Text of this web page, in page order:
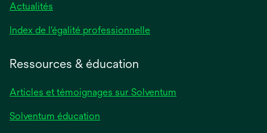
Actualités
Index de l'égalité professionnelles’ouvre
onglet
Ressources & éducation
Articles et témoignages sur Solventum
Solventum éducation